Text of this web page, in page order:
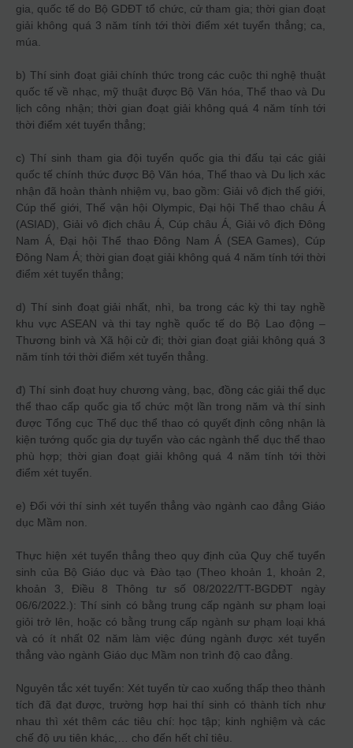
gia, quốc tế do Bộ GDĐT tổ chức, cử tham gia; thời gian đoạt
giải không quá 3 năm tính tới thời điểm xét tuyển thẳng; ca,
múa.
b) Thí sinh đoạt giải chính thức trong các cuộc thi nghệ thuật
quốc tế về nhạc, mỹ thuật được Bộ Văn hóa, Thể thao và Du
lịch công nhận; thời gian đoạt giải không quá 4 năm tính tới
thời điểm xét tuyển thẳng;
c) Thí sinh tham gia đội tuyển quốc gia thi đấu tại các giải
quốc tế chính thức được Bộ Văn hóa, Thể thao và Du lịch xác
nhận đã hoàn thành nhiệm vụ, bao gồm: Giải vô địch thế giới,
Cúp thế giới, Thế vận hội Olympic, Đại hội Thể thao châu Á
(ASIAD), Giải vô địch châu Á, Cúp châu Á, Giải vô địch Đông
Nam Á, Đại hội Thể thao Đông Nam Á (SEA Games), Cúp
Đông Nam Á; thời gian đoạt giải không quá 4 năm tính tới thời
điểm xét tuyển thẳng;
d) Thí sinh đoạt giải nhất, nhì, ba trong các kỳ thi tay nghề
khu vực ASEAN và thi tay nghề quốc tế do Bộ Lao động –
Thương binh và Xã hội cử đi; thời gian đoạt giải không quá 3
năm tính tới thời điểm xét tuyển thẳng.
đ) Thí sinh đoạt huy chương vàng, bạc, đồng các giải thể dục
thể thao cấp quốc gia tổ chức một lần trong năm và thí sinh
được Tổng cục Thể dục thể thao có quyết định công nhận là
kiện tướng quốc gia dự tuyển vào các ngành thể dục thể thao
phù hợp; thời gian đoạt giải không quá 4 năm tính tới thời
điểm xét tuyển.
e) Đối với thí sinh xét tuyển thẳng vào ngành cao đẳng Giáo
dục Mầm non.
Thực hiện xét tuyển thẳng theo quy định của Quy chế tuyển
sinh của Bộ Giáo dục và Đào tạo (Theo khoản 1, khoản 2,
khoản 3, Điều 8 Thông tư số 08/2022/TT-BGDĐT ngày
06/6/2022.): Thí sinh có bằng trung cấp ngành sư phạm loại
giỏi trở lên, hoặc có bằng trung cấp ngành sư phạm loại khá
và có ít nhất 02 năm làm việc đúng ngành được xét tuyển
thẳng vào ngành Giáo dục Mầm non trình độ cao đẳng.
Nguyên tắc xét tuyển: Xét tuyển từ cao xuống thấp theo thành
tích đã đạt được, trường hợp hai thí sinh có thành tích như
nhau thì xét thêm các tiêu chí: học tập; kinh nghiệm và các
chế độ ưu tiên khác,… cho đến hết chỉ tiêu.